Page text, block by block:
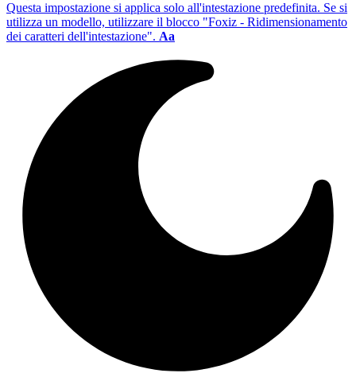
Questa impostazione si applica solo all'intestazione predefinita. Se si
utilizza un modello, utilizzare il blocco "Foxiz - Ridimensionamento
dei caratteri dell'intestazione". Aa